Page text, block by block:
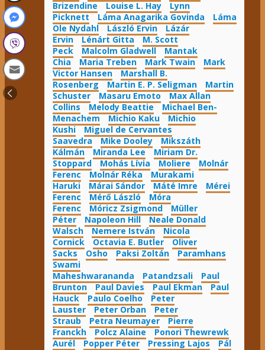
Brizendine
Louise L. Hay
Lynn
Picknett
Láma Anagarika Govinda
Láma
Ole Nydahl
László Ervin
Lázár
Ervin
Lénárt Gitta
M. Scott
Peck
Malcolm Gladwell
Mantak
Chia
Maria Treben Mark Twain
Mark
Victor Hansen
Marshall B.
Rosenberg
Martin E. P. Seligman
Martin
Schuster
Masaru Emoto
Max Allan
Collins
Melody Beattie
Michael Ben-
Menachem
Michio Kaku
Michio
Kushi
Miguel de Cervantes
Saavedra
Mike Dooley
Mikszáth
Kálmán
Miranda Lee
Miriam Dr.
Stoppard
Mohás Lívia Moliere
Molnár
Ferenc
Molnár Réka
Murakami
Haruki
Márai Sándor Máté Imre
Mérei
Ferenc
Mérő László
Móra
Ferenc
Móricz Zsigmond
Müller
Péter
Napoleon Hill
Neale Donald
Walsch
Nemere István
Nicola
Cornick
Octavia E. Butler
Oliver
Sacks
Osho Paksi Zoltán
Paramhans
Swami
Maheshwarananda
Patandzsali
Paul
Brunton
Paul Davies Paul Ekman
Paul
Hauck
Paulo Coelho
Peter
Lauster
Peter Orban
Peter
Straub
Petra Neumayer
Pierre
Franckh
Polcz Alaine
Ponori Thewrewk
Aurél
Popper Péter Pressing Lajos
Pál